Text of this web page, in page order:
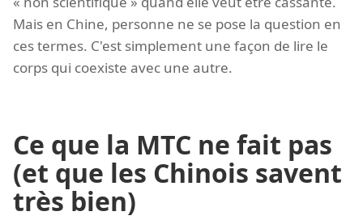
Mais en Chine, personne ne se pose la question en
ces termes. C'est simplement une façon de lire le
corps qui coexiste avec une autre.
Ce que la MTC ne fait pas
(et que les Chinois savent
très bien)